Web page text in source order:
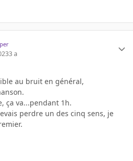
3 a
au bruit en général,
ça va...pendant 1h.
perdre un des cinq sens, je